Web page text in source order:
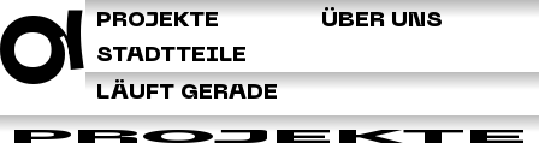
ÜBER UNS
PROJEKTE
STADTTEILE
LÄUFT GERADE
PROJEKTE